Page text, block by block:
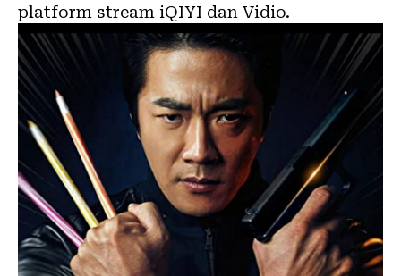
platform stream iQIYI dan Vidio.